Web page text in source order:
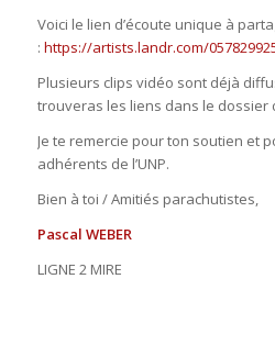
Voici le lien d’écoute unique à
: https://artists.landr.com/
Plusieurs clips vidéo sont déjà
trouveras les liens dans le dossier
Je te remercie pour ton soutien et
adhérents de l’UNP.
Bien à toi / Amitiés parachutistes,
Pascal WEBER
LIGNE 2 MIRE